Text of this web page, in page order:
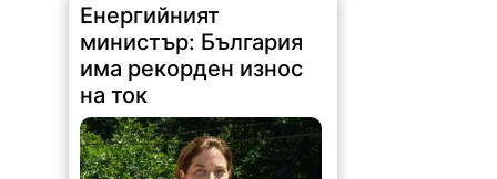
Енергийният
министър: България
има рекорден износ
на ток